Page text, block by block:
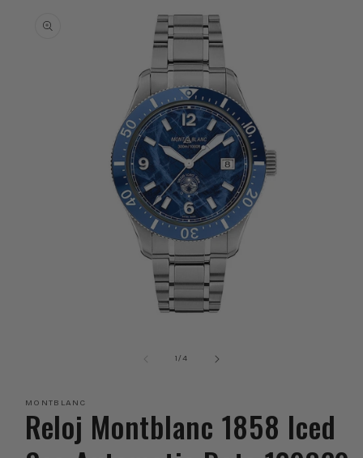
información
ventana
modal
1/de
4
MONTBLANC
Reloj Montblanc 1858 Iced